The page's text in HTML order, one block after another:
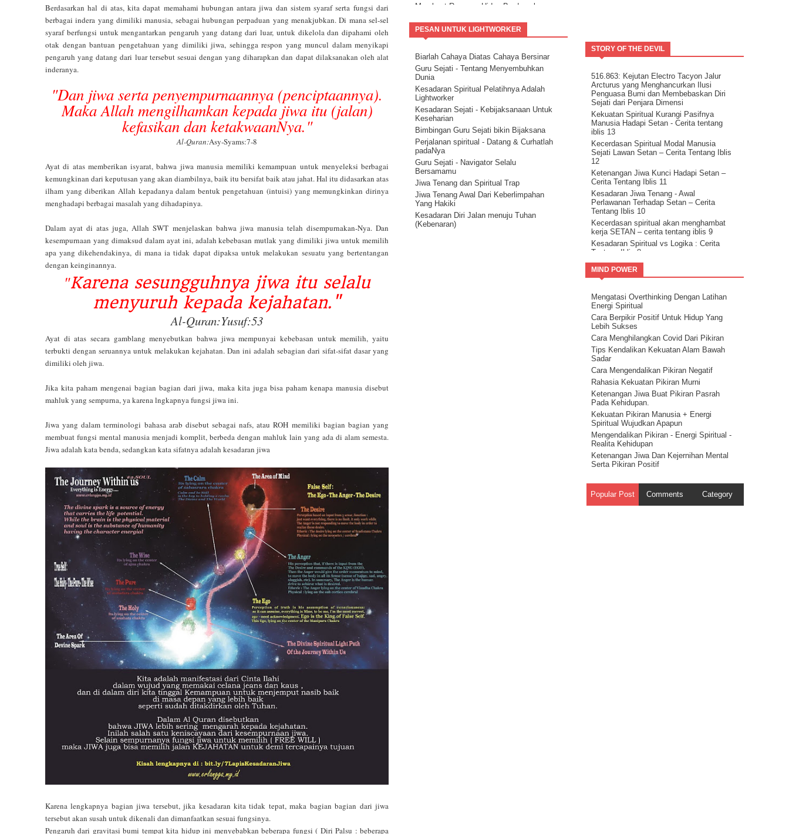
Membuat Rencana Hidup Berdasarkan
Cara Hidup Bahagia dengan Hukum
Sebab dan Akibat
Hukum Penyesuaian - Korespondensi
Kekuatan Pikiran Positif - Hukum
Tindakan
Rahasia Kekuatan Pikiran – Hukum
Getaran
Kekuatan Pikiran Manusia - Hukum
Kesatuan Ilahi ( Onenes )
12 Hukum Energi Alam Semesta
PESAN UNTUK LIGHTWORKER
Biarlah Cahaya Diatas Cahaya Bersinar
Guru Sejati - Tentang Menyembuhkan
Dunia
Kesadaran Spiritual Pelatihnya Adalah
Lightworker
Kesadaran Sejati - Kebijaksanaan Untuk
Keseharian
Bimbingan Guru Sejati bikin Bijaksana
Perjalanan spiritual - Datang & Curhatlah
padaNya
Guru Sejati - Navigator Selalu
Bersamamu
Jiwa Tenang dan Spiritual Trap
Jiwa Tenang Awal Dari Keberlimpahan
Yang Hakiki
Kesadaran Diri Jalan menuju Tuhan
(Kebenaran)
Berdasarkan hal di atas, kita dapat memahami hubungan antara jiwa dan sistem syaraf serta fungsi dari
berbagai indera yang dimiliki manusia, sebagai hubungan perpaduan yang menakjubkan. Di mana sel-sel
syaraf berfungsi untuk mengantarkan pengaruh yang datang dari luar, untuk dikelola dan dipahami oleh
otak dengan bantuan pengetahuan yang dimiliki jiwa, sehingga respon yang muncul dalam menyikapi
pengaruh yang datang dari luar tersebut sesuai dengan yang diharapkan dan dapat dilaksanakan oleh alat
inderanya.
"Dan jiwa serta penyempurnaannya (penciptaannya).
Maka Allah mengilhamkan kepada jiwa itu (jalan)
kefasikan dan ketakwaanNya."
Al-Quran:Asy-Syams:7-8
Ayat di atas memberikan isyarat, bahwa jiwa manusia memiliki kemampuan untuk menyeleksi berbagai
kemungkinan dari keputusan yang akan diambilnya, baik itu bersifat baik atau jahat. Hal itu didasarkan atas
ilham yang diberikan Allah kepadanya dalam bentuk pengetahuan (intuisi) yang memungkinkan dirinya
menghadapi berbagai masalah yang dihadapinya.
Dalam ayat di atas juga, Allah SWT menjelaskan bahwa jiwa manusia telah disempurnakan-Nya. Dan
kesempurnaan yang dimaksud dalam ayat ini, adalah kebebasan mutlak yang dimiliki jiwa untuk memilih
apa yang dikehendakinya, di mana ia tidak dapat dipaksa untuk melakukan sesuatu yang bertentangan
dengan keinginannya.
"Karena sesungguhnya jiwa itu selalu
menyuruh kepada kejahatan."
Al-Quran:Yusuf:53
Ayat di atas secara gamblang menyebutkan bahwa jiwa mempunyai kebebasan untuk memilih, yaitu
terbukti dengan seruannya untuk melakukan kejahatan. Dan ini adalah sebagian dari sifat-sifat dasar yang
dimiliki oleh jiwa.
Jika kita paham mengenai bagian bagian dari jiwa, maka kita juga bisa paham kenapa manusia disebut
mahluk yang sempurna, ya karena lngkapnya fungsi jiwa ini.
Jiwa yang dalam terminologi bahasa arab disebut sebagai nafs, atau ROH memiliki bagian bagian yang
membuat fungsi mental manusia menjadi komplit, berbeda dengan mahluk lain yang ada di alam semesta.
Jiwa adalah kata benda, sedangkan kata sifatnya adalah kesadaran jiwa
Karena lengkapnya bagian jiwa tersebut, jika kesadaran kita tidak tepat, maka bagian bagian dari jiwa
tersebut akan susah untuk dikenali dan dimanfaatkan sesuai fungsinya.
Pengaruh dari gravitasi bumi tempat kita hidup ini menyebabkan beberapa fungsi ( Diri Palsu : beberapa
Meninggalkanmu.
Tentang Aspirasi.
Buanglah Belenggu Diri Palsu itu..
Pertanyaan untuk Dipertimbangkan.
Ini Bisa Jadi Hidup Yang Mudah
STORY OF THE DEVIL
516.863: Kejutan Electro Tacyon Jalur
Arcturus yang Menghancurkan Ilusi
Penguasa Bumi dan Membebaskan Diri
Sejati dari Penjara Dimensi
Kekuatan Spiritual Kurangi Pasifnya
Manusia Hadapi Setan - Cerita tentang
iblis 13
Kecerdasan Spiritual Modal Manusia
Sejati Lawan Setan – Cerita Tentang Iblis
12
Ketenangan Jiwa Kunci Hadapi Setan –
Cerita Tentang Iblis 11
Kesadaran Jiwa Tenang - Awal
Perlawanan Terhadap Setan – Cerita
Tentang Iblis 10
Kecerdasan spiritual akan menghambat
kerja SETAN – cerita tentang iblis 9
Kesadaran Spiritual vs Logika : Cerita
Tentang Iblis 8
Himpun energi Tuhan ( Spiritual ) untuk
kalahkan Setan – Cerita tentang iblis 7
Firman Tuhan – cerita tentang iblis 6
Guru Sejati Sadarkan Manusia Untuk
Melawan Iblis : Cerita Tentang Iblis 5
Cahaya Allah untuk melawan setan :
cerita tentang iblis 4
Ilmu Spiritual Untuk Melawan Iblis : Cerita
Tentang Iblis 3
Cerita Tentang Iblis 2 – Kecerdasan
Spiritual Adalah Musuh Iblis
Cerita Tentang Iblis Bagian 1
MIND POWER
Mengatasi Overthinking Dengan Latihan
Energi Spiritual
Cara Berpikir Positif Untuk Hidup Yang
Lebih Sukses
Cara Menghilangkan Covid Dari Pikiran
Tips Kendalikan Kekuatan Alam Bawah
Sadar
Cara Mengendalikan Pikiran Negatif
Rahasia Kekuatan Pikiran Murni
Ketenangan Jiwa Buat Pikiran Pasrah
Pada Kehidupan.
Kekuatan Pikiran Manusia + Energi
Spiritual Wujudkan Apapun
Mengendalikan Pikiran - Energi Spiritual -
Realita Kehidupan
Ketenangan Jiwa Dan Kejernihan Mental
Serta Pikiran Positif
Dari Masalah
Pikiran Positif Membuat Kehidupan
Positif - Hukum Tarik Menarik
Popular Post Comments Category